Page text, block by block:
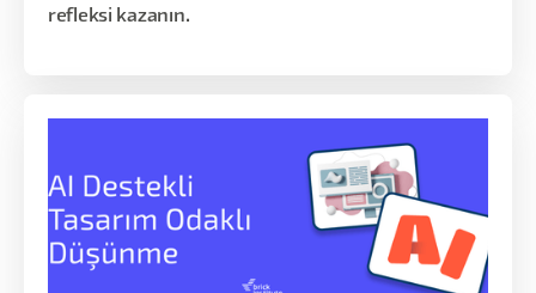
refleksi kazanın.